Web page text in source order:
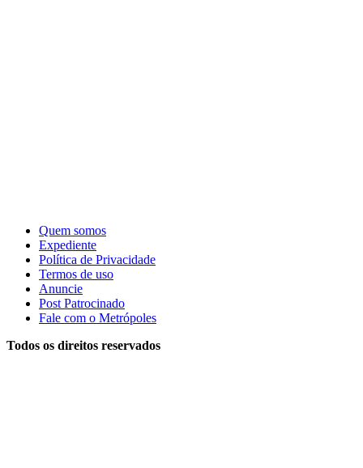
Quem somos
Expediente
Política de Privacidade
Termos de uso
Anuncie
Post Patrocinado
Fale com o Metrópoles
Todos os direitos reservados